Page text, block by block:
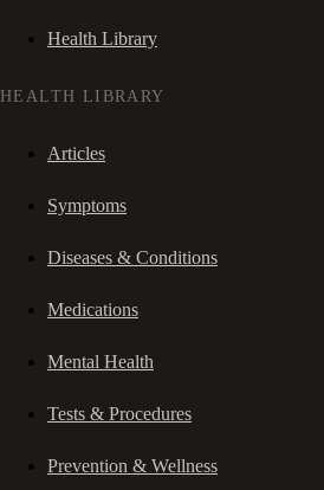
Health Library
HEALTH LIBRARY
Articles
Symptoms
Diseases & Conditions
Medications
Mental Health
Tests & Procedures
Prevention & Wellness